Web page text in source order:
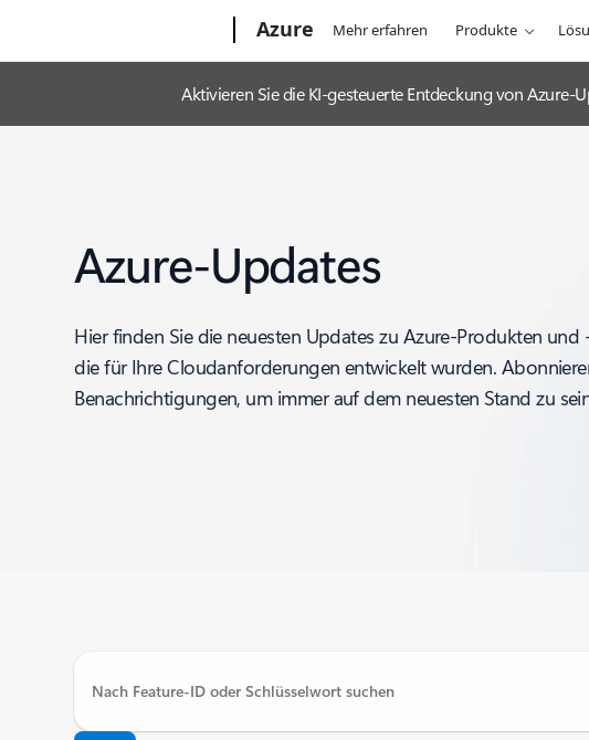
Azure Mehr erfahren Produkte
Aktivieren Sie die KI-gesteuerte Entdeckung von
Azure-Updates
Hier finden Sie die neuesten Updates zu Azure-Produkten und
die für Ihre Cloudanforderungen entwickelt wurden.
Benachrichtigungen, um immer auf dem neuesten Stand zu